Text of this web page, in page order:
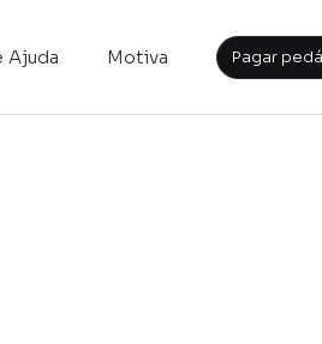
Ajuda Motiva Pagar